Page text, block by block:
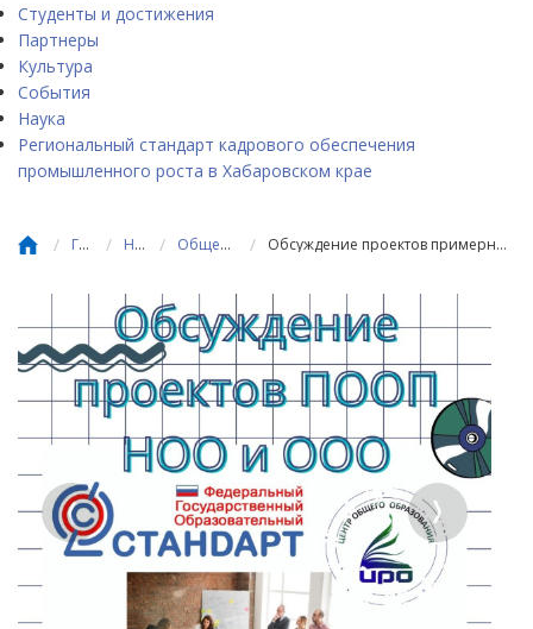
Студенты и достижения
Партнеры
Культура
События
Наука
Региональный стандарт кадрового обеспечения
промышленного роста в Хабаровском крае
/ Главная / Новости / Общее образование / Обсуждение проектов примерных основных образовательных программ НОО и ООО